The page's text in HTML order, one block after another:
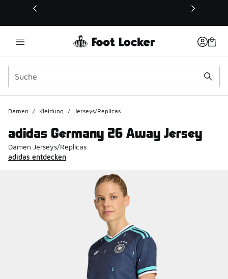
Dieser Link öffnet sich in einem neuen Fenster
Damen / Kleidung / Jerseys/Replicas
adidas Germany 26 Away Jersey
Damen Jerseys/Replicas
adidas entdecken